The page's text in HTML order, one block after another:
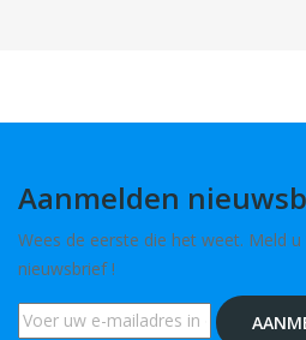
Aanmelden
Wees de eerste die het weet. Meld
nieuwsbrief !